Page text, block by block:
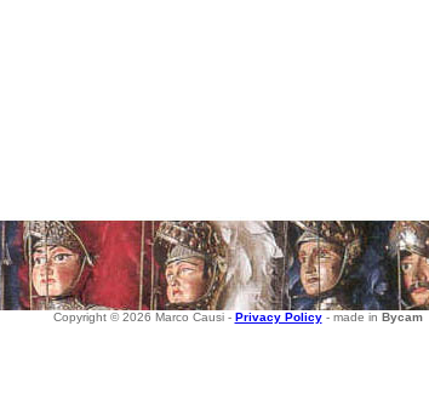
Copyright © 2026 Marco Causi - Privacy Policy- made in Bycam